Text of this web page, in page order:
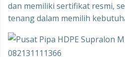
dan memiliki sertifikat resmi,
tenang dalam memilih